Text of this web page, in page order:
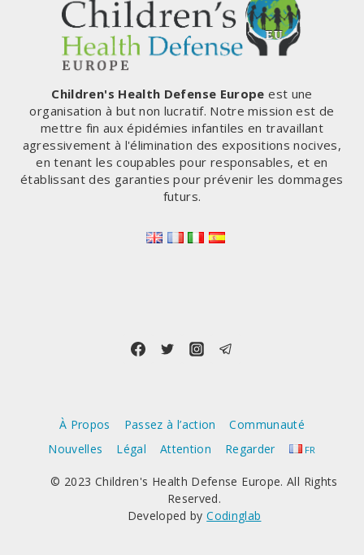
Children's Health Defense Europe est une
organisation à but non lucratif. Notre mission est de
mettre fin aux épidémies infantiles en travaillant
agressivement à l'élimination des expositions nocives,
en tenant les coupables pour responsables, et en
établissant des garanties pour prévenir les dommages
futurs.
À Propos Passez à l’action
Communauté
Nouvelles
Légal Attention Regarder FR
© 2023 Children's Health Defense Europe. All Rights
Reserved.
Developed byCodinglab